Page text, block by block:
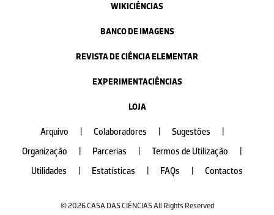
WIKICIÊNCIAS
BANCO DE IMAGENS
REVISTA DE CIÊNCIA ELEMENTAR
EXPERIMENTACIÊNCIAS
LOJA
Arquivo Colaboradores Sugestões
Organização
Parcerias Termos de Utilização
Utilidades
Estatísticas FAQs Contactos
© 2026 CASA DAS CIÊNCIAS All Rights Reserved